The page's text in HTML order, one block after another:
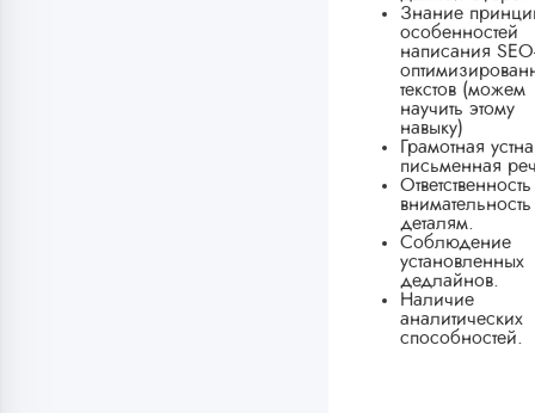
Знание
особенностей
написания
текстов (можем
научить этому
навыку)
Грамотная
письменная
внимательность
деталям.
Соблюдение
установленных
дедлайнов.
Наличие
аналитических
способностей.